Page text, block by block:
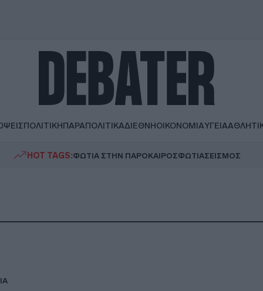
ΠΟΛΙΤΙΚΗΠΑΡΑΠΟΛΙΤΙΚΑΔΙΕΘΝΗΟΙΚΟΝΟΜΙΑΥΓΕΙΑ
HOT TAGS:ΦΩΤΙΑ ΣΤΗΝ ΠΑΡΟΚΑΙΡΟΣΦΩΤΙΑΣΕΙΣΜΟΣ